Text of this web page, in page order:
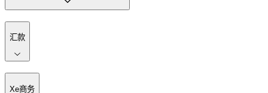
汇款
Xe商务